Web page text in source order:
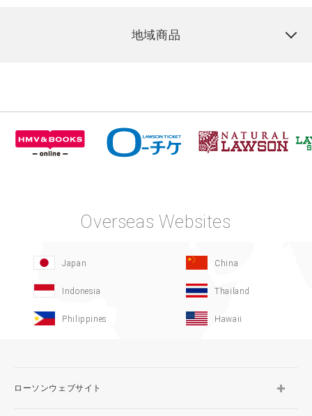
地域商品
Overseas Websites
Japan China
Indonesia Thailand
Philippines Hawaii
ローソンウェブサイト